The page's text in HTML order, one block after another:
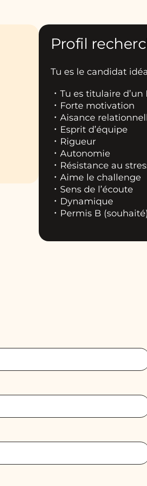
Profil
Tu es le candidat
Tu es titulaire d’un
Forte motivation
Aisance
Esprit d’équipe
Rigueur
Autonomie
Résistance au
Aime le challenge
Sens de l’écoute
Dynamique
Permis B (souhaité)